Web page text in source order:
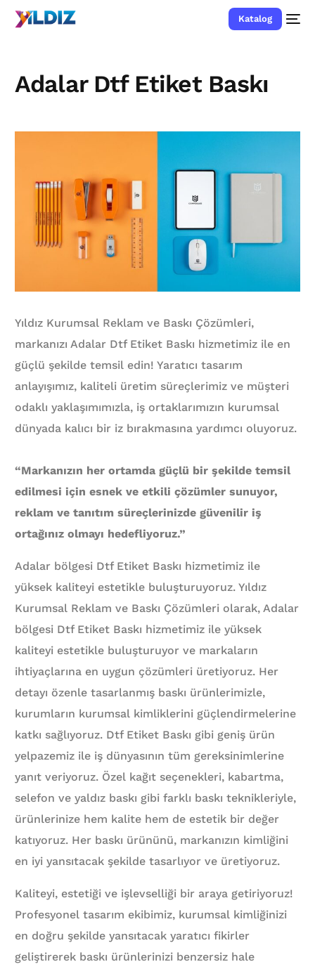
Katalog
Adalar Dtf Etiket Baskı
Yıldız Kurumsal Reklam ve Baskı Çözümleri,
markanızı Adalar Dtf Etiket Baskı hizmetimiz ile en
güçlü şekilde temsil edin! Yaratıcı tasarım
anlayışımız, kaliteli üretim süreçlerimiz ve müşteri
odaklı yaklaşımımızla, iş ortaklarımızın kurumsal
dünyada kalıcı bir iz bırakmasına yardımcı oluyoruz.
“Markanızın her ortamda güçlü bir şekilde temsil
edilmesi için esnek ve etkili çözümler sunuyor,
reklam ve tanıtım süreçlerinizde güvenilir iş
ortağınız olmayı hedefliyoruz.”
Adalar bölgesi Dtf Etiket Baskı hizmetimiz ile
yüksek kaliteyi estetikle buluşturuyoruz. Yıldız
Kurumsal Reklam ve Baskı Çözümleri olarak, Adalar
bölgesi Dtf Etiket Baskı hizmetimiz ile yüksek
kaliteyi estetikle buluşturuyor ve markaların
ihtiyaçlarına en uygun çözümleri üretiyoruz. Her
detayı özenle tasarlanmış baskı ürünlerimizle,
kurumların kurumsal kimliklerini güçlendirmelerine
katkı sağlıyoruz. Dtf Etiket Baskı gibi geniş ürün
yelpazemiz ile iş dünyasının tüm gereksinimlerine
yanıt veriyoruz. Özel kağıt seçenekleri, kabartma,
selefon ve yaldız baskı gibi farklı baskı teknikleriyle,
ürünlerinize hem kalite hem de estetik bir değer
katıyoruz. Her baskı ürününü, markanızın kimliğini
en iyi yansıtacak şekilde tasarlıyor ve üretiyoruz.
Kaliteyi, estetiği ve işlevselliği bir araya getiriyoruz!
Profesyonel tasarım ekibimiz, kurumsal kimliğinizi
en doğru şekilde yansıtacak yaratıcı fikirler
geliştirerek baskı ürünlerinizi benzersiz hale